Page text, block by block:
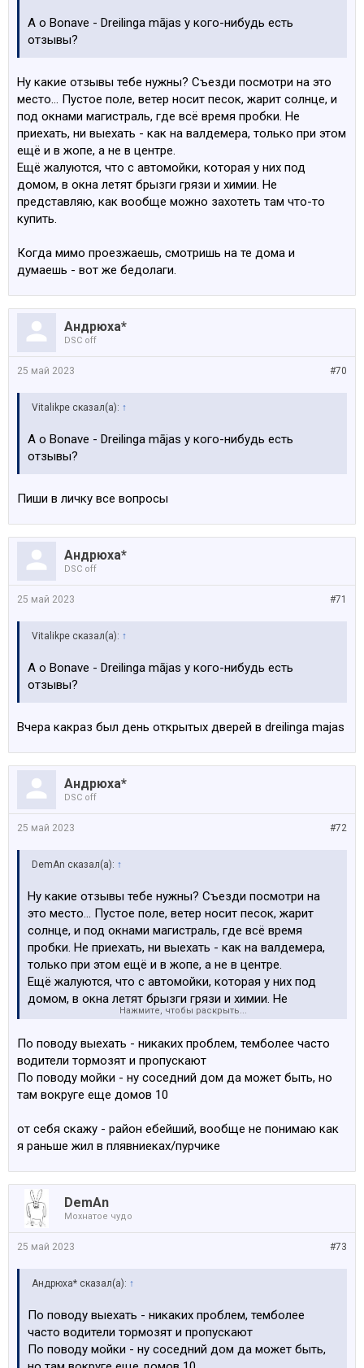
А о Bonave - Dreilinga mājas у кого-нибудь есть
отзывы?
Ну какие отзывы тебе нужны? Съезди посмотри на это
место... Пустое поле, ветер носит песок, жарит солнце, и
под окнами магистраль, где всё время пробки. Не
приехать, ни выехать - как на валдемера, только при этом
ещё и в жопе, а не в центре.
Ещё жалуются, что с автомойки, которая у них под
домом, в окна летят брызги грязи и химии. Не
представляю, как вообще можно захотеть там что-то
купить.
Когда мимо проезжаешь, смотришь на те дома и
думаешь - вот же бедолаги.
Андрюха*
DSC off
#70
25 май 2023
Vitalikpe сказал(а): ↑
А о Bonave - Dreilinga mājas у кого-нибудь есть
отзывы?
Пиши в личку все вопросы
Андрюха*
DSC off
#71
25 май 2023
Vitalikpe сказал(а): ↑
А о Bonave - Dreilinga mājas у кого-нибудь есть
отзывы?
Вчера какраз был день открытых дверей в dreilinga majas
Андрюха*
DSC off
#72
25 май 2023
DemAn сказал(а): ↑
Ну какие отзывы тебе нужны? Съезди посмотри на
это место... Пустое поле, ветер носит песок, жарит
солнце, и под окнами магистраль, где всё время
пробки. Не приехать, ни выехать - как на валдемера,
только при этом ещё и в жопе, а не в центре.
Ещё жалуются, что с автомойки, которая у них под
домом, в окна летят брызги грязи и химии. Не
представляю, как вообще можно захотеть там что-то
Когда мимо проезжаешь, смотришь на те дома и
думаешь - вот же бедолаги.
Нажмите, чтобы раскрыть...
По поводу выехать - никаких проблем, темболее часто
водители тормозят и пропускают
По поводу мойки - ну соседний дом да может быть, но
там вокруге еще домов 10
от себя скажу - район ебейший, вообще не понимаю как
я раньше жил в плявниеках/пурчике
DemAn
Мохнатое чудо
#73
25 май 2023
Андрюха* сказал(а): ↑
По поводу выехать - никаких проблем, темболее
часто водители тормозят и пропускают
По поводу мойки - ну соседний дом да может быть,